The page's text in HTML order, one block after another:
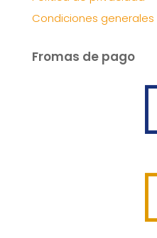
Condiciones generales
Fromas de pago